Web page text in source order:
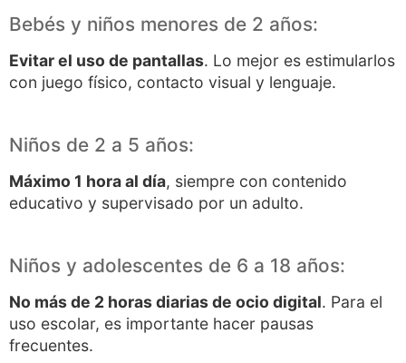
Bebés y niños menores de 2 años:
Evitar el uso de pantallas. Lo mejor es estimularlos
con juego físico, contacto visual y lenguaje.
Niños de 2 a 5 años:
Máximo 1 hora al día, siempre con contenido
educativo y supervisado por un adulto.
Niños y adolescentes de 6 a 18 años:
No más de 2 horas diarias de ocio digital. Para el
uso escolar, es importante hacer pausas
frecuentes.